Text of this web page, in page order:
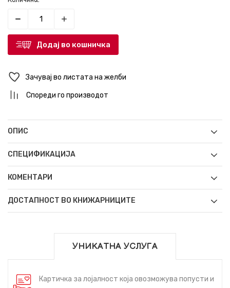
Додај во кошничка
Зачувај во листата на желби
Спореди го производот
ОПИС
СПЕЦИФИКАЦИЈА
КОМЕНТАРИ
ДОСТАПНОСТ ВО КНИЖАРНИЦИТЕ
УНИКАТНА УСЛУГА
Картичка за лојалност која овозможува попусти и